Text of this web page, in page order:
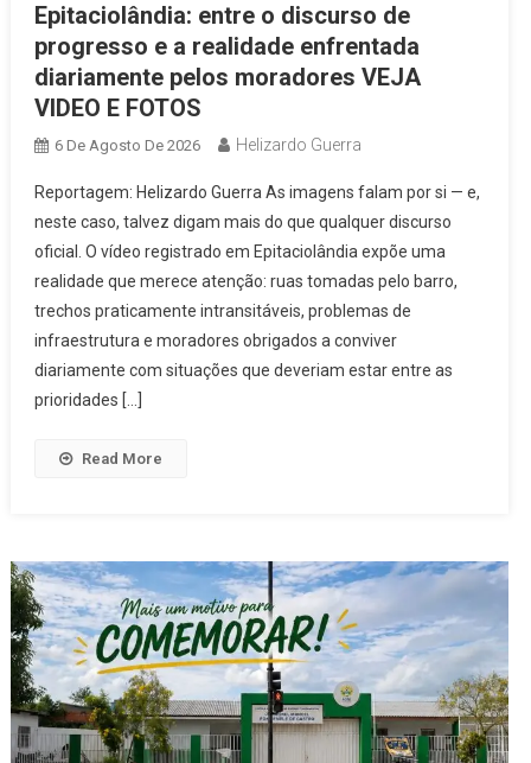
Epitaciolândia: entre o discurso de
progresso e a realidade enfrentada
diariamente pelos moradores VEJA
VIDEO E FOTOS
6 De Agosto De 2026 Helizardo Guerra
Reportagem: Helizardo Guerra As imagens falam por si — e,
neste caso, talvez digam mais do que qualquer discurso
oficial. O vídeo registrado em Epitaciolândia expõe uma
realidade que merece atenção: ruas tomadas pelo barro,
trechos praticamente intransitáveis, problemas de
infraestrutura e moradores obrigados a conviver
diariamente com situações que deveriam estar entre as
prioridades […]
Read More